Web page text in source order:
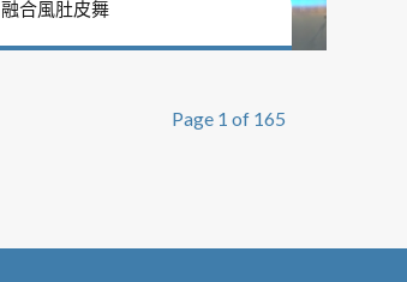
融合風肚皮舞
Page 1 of 165